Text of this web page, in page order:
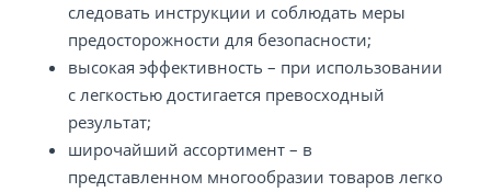
следовать инструкции и соблюдать меры
предосторожности для безопасности;
высокая эффективность – при использовании
с легкостью достигается превосходный
результат;
широчайший ассортимент – в
представленном многообразии товаров легко